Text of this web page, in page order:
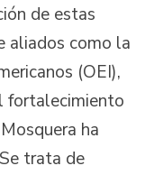
de estas
aliados como la
(OEI),
fortalecimiento
ha
trata de